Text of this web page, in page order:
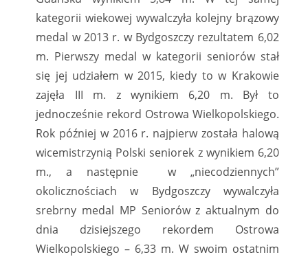
kategorii wiekowej wywalczyła kolejny brązowy
medal w 2013 r. w Bydgoszczy rezultatem 6,02
m. Pierwszy medal w kategorii seniorów stał
się jej udziałem w 2015, kiedy to w Krakowie
zajęła III m. z wynikiem 6,20 m. Był to
jednocześnie rekord Ostrowa Wielkopolskiego.
Rok później w 2016 r. najpierw została halową
wicemistrzynią Polski seniorek z wynikiem 6,20
m., a następnie w „niecodziennych”
okolicznościach w Bydgoszczy wywalczyła
srebrny medal MP Seniorów z aktualnym do
dnia dzisiejszego rekordem Ostrowa
Wielkopolskiego – 6,33 m. W swoim ostatnim